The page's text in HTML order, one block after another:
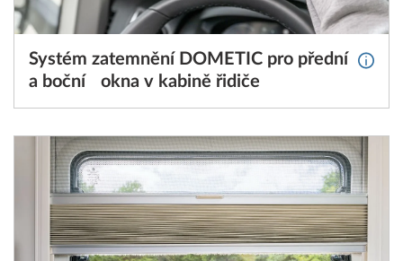
Systém zatemnění DOMETIC pro přední
a boční okna v kabině řidiče
Více